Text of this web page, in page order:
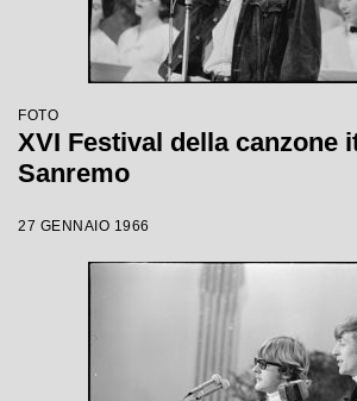
FOTO
XVI Festival della canzone
Sanremo
27 GENNAIO 1966